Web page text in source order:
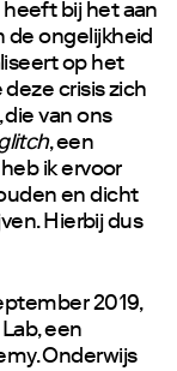
bij het aan
de ongelijkheid
op het
crisis zich
van ons
, een
ik ervoor
en dicht
Hierbij dus
2019,
een
Onderwijs